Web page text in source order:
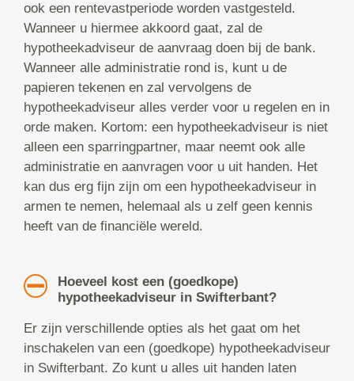
ook een rentevastperiode worden vastgesteld.
Wanneer u hiermee akkoord gaat, zal de
hypotheekadviseur de aanvraag doen bij de bank.
Wanneer alle administratie rond is, kunt u de
papieren tekenen en zal vervolgens de
hypotheekadviseur alles verder voor u regelen en in
orde maken. Kortom: een hypotheekadviseur is niet
alleen een sparringpartner, maar neemt ook alle
administratie en aanvragen voor u uit handen. Het
kan dus erg fijn zijn om een hypotheekadviseur in
armen te nemen, helemaal als u zelf geen kennis
heeft van de financiële wereld.
Hoeveel kost een (goedkope)
hypotheekadviseur in Swifterbant?
Er zijn verschillende opties als het gaat om het
inschakelen van een (goedkope) hypotheekadviseur
in Swifterbant. Zo kunt u alles uit handen laten